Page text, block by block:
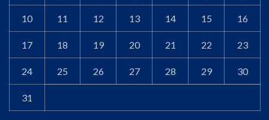
10 11 12 13 14 15 16
17 18 19 20 21 22 23
24 25 26 27 28 29 30
31